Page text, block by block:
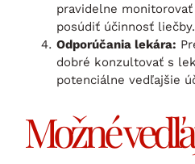
pravidelne
posúdiť účinnosť liečby.
Odporúčania lekára:
dobré konzultovať s
potenciálne vedľajšie
Možné